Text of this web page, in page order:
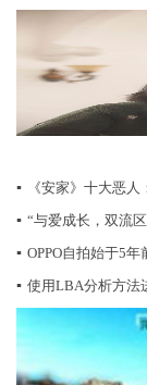
▪
《安家》十大恶
▪ “与爱成长，双流
▪ OPPO自拍始于5年
▪ 使用LBA分析方法